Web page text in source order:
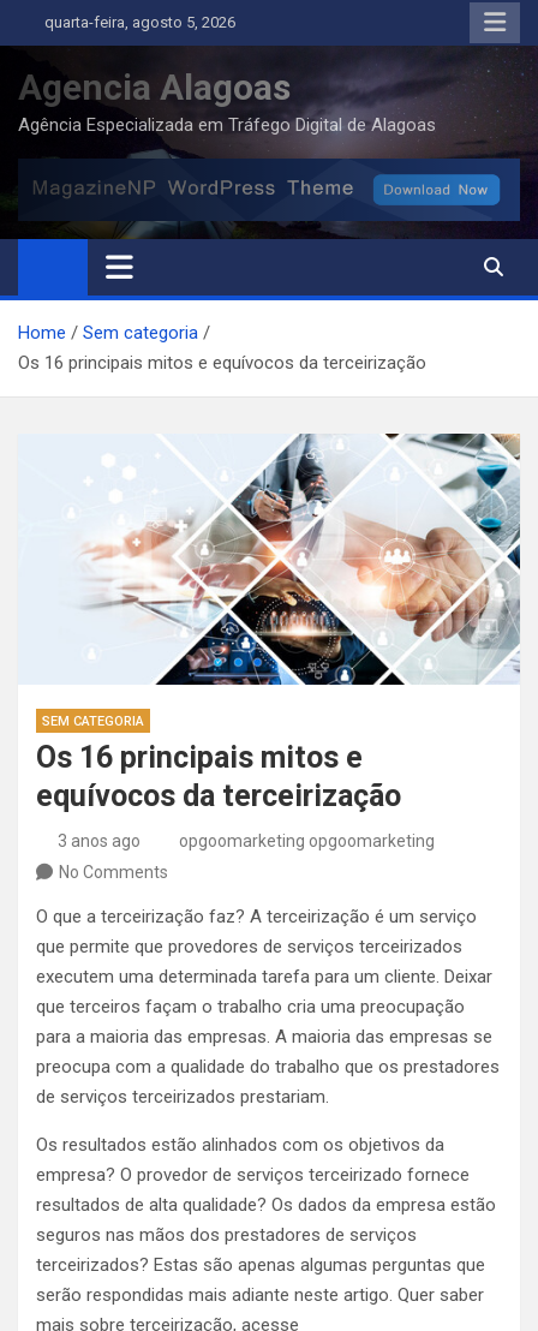
to
content
quarta-feira, agosto 5, 2026
Agencia Alagoas
Agência Especializada em Tráfego Digital de Alagoas
Home
Sem categoria
Os 16 principais mitos e equívocos da terceirização
SEM CATEGORIA
Os 16 principais mitos e
equívocos da terceirização
3 anos ago
opgoomarketing opgoomarketing
No Comments
O que a terceirização faz? A terceirização é um serviço
que permite que provedores de serviços terceirizados
executem uma determinada tarefa para um cliente. Deixar
que terceiros façam o trabalho cria uma preocupação
para a maioria das empresas. A maioria das empresas se
preocupa com a qualidade do trabalho que os prestadores
de serviços terceirizados prestariam.
Os resultados estão alinhados com os objetivos da
empresa? O provedor de serviços terceirizado fornece
resultados de alta qualidade? Os dados da empresa estão
seguros nas mãos dos prestadores de serviços
terceirizados? Estas são apenas algumas perguntas que
serão respondidas mais adiante neste artigo. Quer saber
mais sobre terceirização, acesse